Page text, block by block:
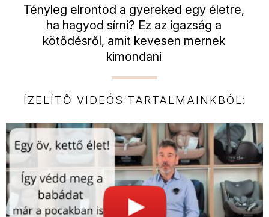
Tényleg elrontod a gyereked egy életre,
ha hagyod sírni? Ez az igazság a
kötődésről, amit kevesen mernek
kimondani
ÍZELÍTŐ VIDEÓS TARTALMAINKBÓL: